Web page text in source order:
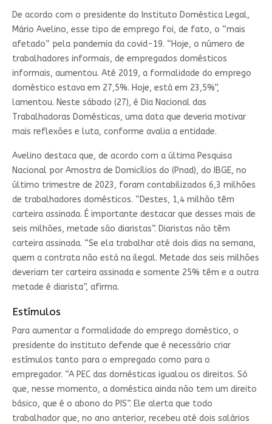
De acordo com o presidente do Instituto Doméstica Legal,
Mário Avelino, esse tipo de emprego foi, de fato, o “mais
afetado” pela pandemia da covid-19. “Hoje, o número de
trabalhadores informais, de empregados domésticos
informais, aumentou. Até 2019, a formalidade do emprego
doméstico estava em 27,5%. Hoje, está em 23,5%”,
lamentou. Neste sábado (27), é Dia Nacional das
Trabalhadoras Domésticas, uma data que deveria motivar
mais reflexões e luta, conforme avalia a entidade.
Avelino destaca que, de acordo com a última Pesquisa
Nacional por Amostra de Domicílios do (Pnad), do IBGE, no
último trimestre de 2023, foram contabilizados 6,3 milhões
de trabalhadores domésticos. “Destes, 1,4 milhão têm
carteira assinada. É importante destacar que desses mais de
seis milhões, metade são diaristas”. Diaristas não têm
carteira assinada. “Se ela trabalhar até dois dias na semana,
quem a contrata não está na ilegal. Metade dos seis milhões
deveriam ter carteira assinada e somente 25% têm e a outra
metade é diarista”, afirma.
Estímulos
Para aumentar a formalidade do emprego doméstico, o
presidente do instituto defende que é necessário criar
estímulos tanto para o empregado como para o
empregador. “A PEC das domésticas igualou os direitos. Só
que, nesse momento, a doméstica ainda não tem um direito
básico, que é o abono do PIS”. Ele alerta que todo
trabalhador que, no ano anterior, recebeu até dois salários